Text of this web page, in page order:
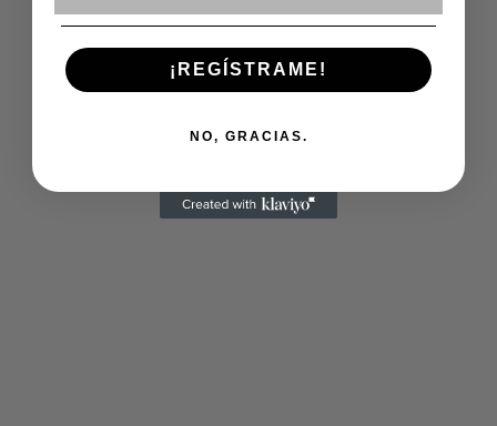
¡REGÍSTRAME!
NO, GRACIAS.